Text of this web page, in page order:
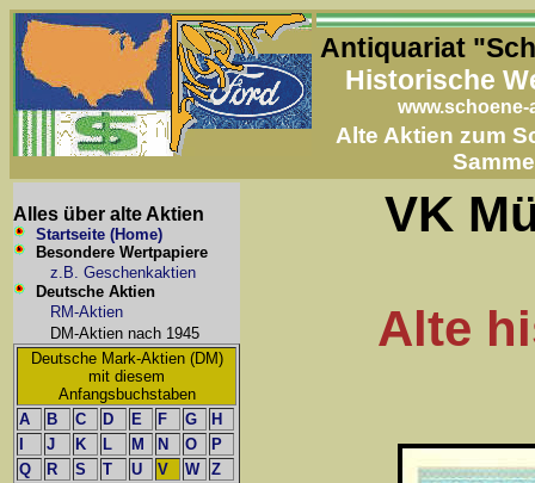
Antiquariat
Historische
www.schoene-
Alte Aktien zum
Alles über alte Aktien
Startseite (Home)
Besondere Wertpapiere
z.B. Geschenkaktien
Deutsche Aktien
RM-Aktien
DM-Aktien nach 1945
Deutsche Mark-Aktien (DM)
mit diesem
Anfangsbuchstaben
A
B C D E F G
H
J K L M N O
P
Q
R S T U V W
Z
VK
Alte